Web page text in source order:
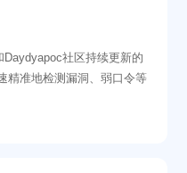
社区持续更新的
精准地检测漏洞、弱口令等